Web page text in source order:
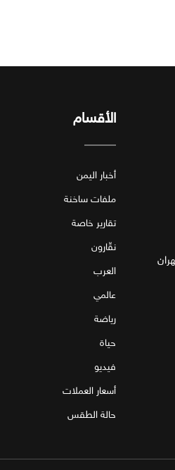
الأقسام
أخبار اليمن
ملفات ساخنة
تقارير خاصة
نقّارون
العرب
عالمي
رياضة
حياة
فيديو
أسعار العملات
حالة الطقس